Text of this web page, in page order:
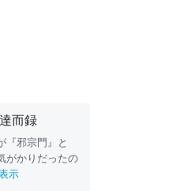
而録
『邪宗門』と
がかりだったの
示